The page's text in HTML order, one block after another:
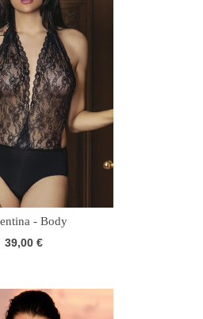
- Body
39,00 €